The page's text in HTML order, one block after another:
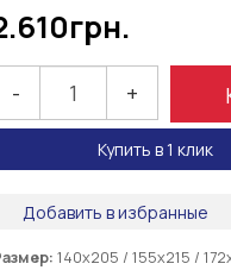
грн.
- +
Купить в 1 клик
Добавить в избранные
140х205 / 155х215 /